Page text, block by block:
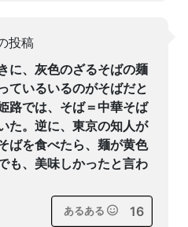
投稿
に、灰色のざるそばの麺
ているいるのがそばだと
路では、そば＝中華そば
た。逆に、東京の知人が
ばを食べたら、麺が黄色
も、美味しかったと言わ
あるある 16